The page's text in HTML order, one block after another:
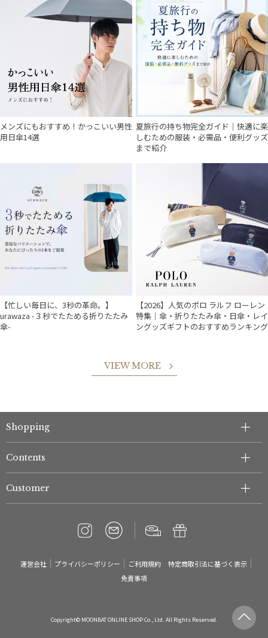
メンズにもおすすめ！かっこいい男性
用日傘14選
夏旅行の持ち物完全ガイド｜快適に楽
しむための服装・必需品・便利グッズ
まで紹介
【忙しい毎日に、3秒の革命。】
urawaza -３秒でたためる折りたたみ
傘-
【2026】人気のポロ ラルフ ローレン
特集｜傘・折りたたみ傘・日傘・レイ
ングッズギフトのおすすめランキング
VIEW MORE
Shopping
Contents
Customer
運営会社 プライバシーポリシー ご利用規約
特定商取引法に基づく表示
免責事項
Copyright© MOONBAT ONLINE SHOP Co., Ltd. All Rights Reserved.